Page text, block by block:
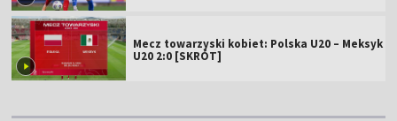
Mecz towarzyski kobiet: Polska U20 – Meksyk
U20 2:0 [SKRÓT]